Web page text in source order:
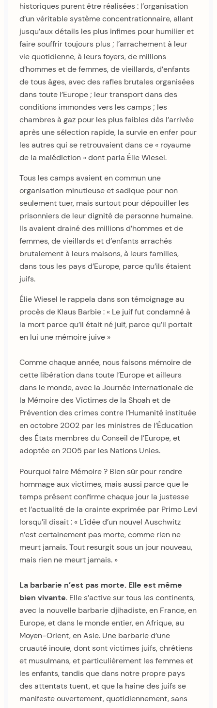
historiques purent être réalisées : l’organisation
d’un véritable système concentrationnaire, allant
jusqu’aux détails les plus infimes pour humilier et
faire souffrir toujours plus ; l’arrachement à leur
vie quotidienne, à leurs foyers, de millions
d’hommes et de femmes, de vieillards, d’enfants
de tous âges, avec des rafles brutales organisées
dans toute l’Europe ; leur transport dans des
conditions immondes vers les camps ; les
chambres à gaz pour les plus faibles dès l’arrivée
après une sélection rapide, la survie en enfer pour
les autres qui se retrouvaient dans ce « royaume
de la malédiction » dont parla Élie Wiesel.
Tous les camps avaient en commun une
organisation minutieuse et sadique pour non
seulement tuer, mais surtout pour dépouiller les
prisonniers de leur dignité de personne humaine.
Ils avaient drainé des millions d’hommes et de
femmes, de vieillards et d’enfants arrachés
brutalement à leurs maisons, à leurs familles,
dans tous les pays d’Europe, parce qu’ils étaient
juifs.
Élie Wiesel le rappela dans son témoignage au
procès de Klaus Barbie : « Le juif fut condamné à
la mort parce qu’il était né juif, parce qu’il portait
en lui une mémoire juive »
Comme chaque année, nous faisons mémoire de
cette libération dans toute l’Europe et ailleurs
dans le monde, avec la Journée internationale de
la Mémoire des Victimes de la Shoah et de
Prévention des crimes contre l’Humanité instituée
en octobre 2002 par les ministres de l’Éducation
des États membres du Conseil de l’Europe, et
adoptée en 2005 par les Nations Unies.
Pourquoi faire Mémoire ? Bien sûr pour rendre
hommage aux victimes, mais aussi parce que le
temps présent confirme chaque jour la justesse
et l’actualité de la crainte exprimée par Primo Levi
lorsqu’il disait : « L’idée d’un nouvel Auschwitz
n’est certainement pas morte, comme rien ne
meurt jamais. Tout resurgit sous un jour nouveau,
mais rien ne meurt jamais. »
La barbarie n’est pas morte. Elle est même
bien vivante. Elle s’active sur tous les continents,
avec la nouvelle barbarie djihadiste, en France, en
Europe, et dans le monde entier, en Afrique, au
Moyen-Orient, en Asie. Une barbarie d’une
cruauté inouïe, dont sont victimes juifs, chrétiens
et musulmans, et particulièrement les femmes et
les enfants, tandis que dans notre propre pays
des attentats tuent, et que la haine des juifs se
manifeste ouvertement, quotidiennement, sans